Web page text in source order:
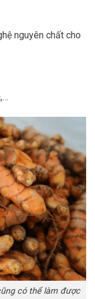
nguyên chất cho
có thể làm được